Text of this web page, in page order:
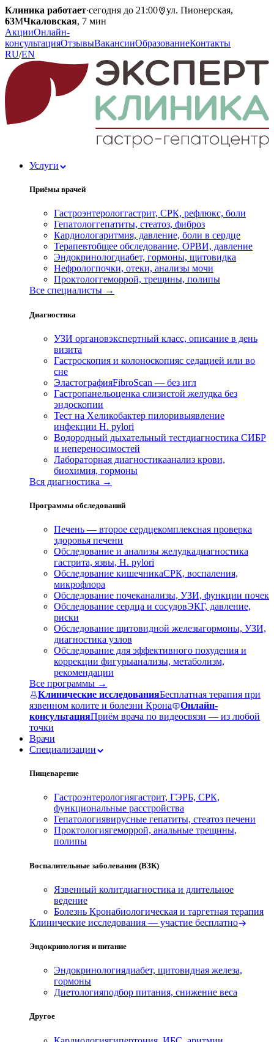
Клиника работает·сегодня до 21:00
ул. Пионерская,
63МЧкаловская, 7 мин
АкцииОнлайн-
консультацияОтзывыВакансииОбразованиеКонтакты
RU/EN
Услуги
Приёмы врачей
Гастроэнтерологгастрит, СРК, рефлюкс, боли
Гепатологгепатиты, стеатоз, фиброз
Кардиологаритмия, давление, боли в сердце
Терапевтобщее обследование, ОРВИ, давление
Эндокринологдиабет, гормоны, щитовидка
Нефрологпочки, отеки, анализы мочи
Проктологгеморрой, трещины, полипы
Все специалисты →
Диагностика
УЗИ органовэкспертный класс, описание в день
визита
Гастроскопия и колоноскопияс седацией или во
сне
ЭластографияFibroScan — без игл
Гастропанельоценка слизистой желудка без
эндоскопии
Тест на Хеликобактер пилоривыявление
инфекции H. pylori
Водородный дыхательный тестдиагностика СИБР
и непереносимостей
Лабораторная диагностикаанализ крови,
биохимия, гормоны
Вся диагностика →
Программы обследований
Печень — второе сердцекомплексная проверка
здоровья печени
Обследование и анализы желудкадиагностика
гастрита, язвы, H. pylori
Обследование кишечникаСРК, воспаления,
микрофлора
Обследование почеканализы, УЗИ, функции почек
Обследование сердца и сосудовЭКГ, давление,
риски
Обследование щитовидной железыгормоны, УЗИ,
диагностика узлов
Обследование для эффективного похудения и
коррекции фигурыанализы, метаболизм,
рекомендации
Все программы →
Клинические исследованияБесплатная терапия при
язвенном колите и болезни Крона
Онлайн-
консультацияПриём врача по видеосвязи — из любой
точки
Врачи
Специализации
Пищеварение
Гастроэнтерологиягастрит, ГЭРБ, СРК,
функциональные расстройства
Гепатологиявирусные гепатиты, стеатоз печени
Проктологиягеморрой, анальные трещины,
полипы
Воспалительные заболевания (ВЗК)
Язвенный колитдиагностика и длительное
ведение
Болезнь Кронабиологическая и таргетная терапия
Клинические исследования — участие бесплатно
Эндокринология и питание
Эндокринологиядиабет, щитовидная железа,
гормоны
Диетологияподбор питания, снижение веса
Другое